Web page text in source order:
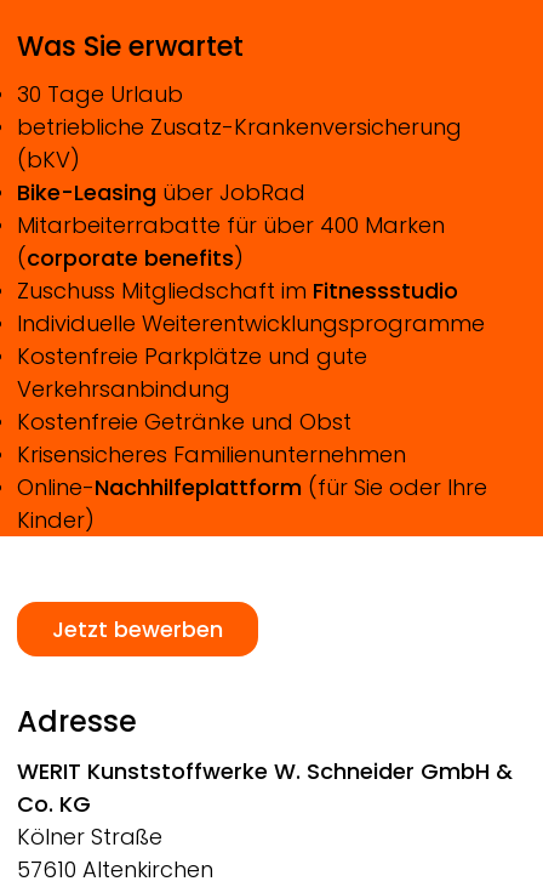
Was Sie erwartet
30 Tage Urlaub
betriebliche Zusatz-Krankenversicherung
(bKV)
Bike-Leasingüber JobRad
Mitarbeiterrabatte für über 400 Marken
(corporate benefits)
Zuschuss Mitgliedschaft im Fitnessstudio
Individuelle Weiterentwicklungsprogramme
Kostenfreie Parkplätze und gute
Verkehrsanbindung
Kostenfreie Getränke und Obst
Krisensicheres Familienunternehmen
Online-Nachhilfeplattform(für Sie oder Ihre
Kinder)
Jetzt bewerben
Adresse
WERIT Kunststoffwerke W. Schneider GmbH &
Co. KG
Kölner Straße
57610 Altenkirchen